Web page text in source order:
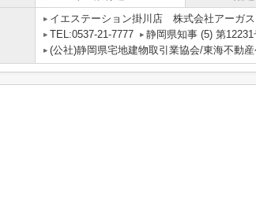
イエステーション掛川店 株式会社アーガス
TEL:0537-21-7777
静岡県知事 (5) 第12231
(公社)静岡県宅地建物取引業協会/東海不動